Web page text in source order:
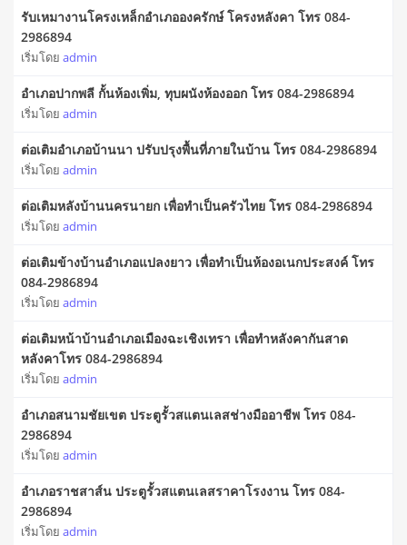
รับเหมางานโครงเหล็กอำเภอองครักษ์ โครงหลังคา โทร 084-
2986894
เริ่มโดย admin
อำเภอปากพลี กั้นห้องเพิ่ม, ทุบผนังห้องออก โทร 084-2986894
เริ่มโดย admin
ต่อเติมอำเภอบ้านนา ปรับปรุงพื้นที่ภายในบ้าน โทร 084-2986894
เริ่มโดย admin
ต่อเติมหลังบ้านนครนายก เพื่อทำเป็นครัวไทย โทร 084-2986894
เริ่มโดย admin
ต่อเติมข้างบ้านอำเภอแปลงยาว เพื่อทำเป็นห้องอเนกประสงค์ โทร
084-2986894
เริ่มโดย admin
ต่อเติมหน้าบ้านอำเภอเมืองฉะเชิงเทรา เพื่อทำหลังคากันสาด
หลังคาโทร 084-2986894
เริ่มโดย admin
อำเภอสนามชัยเขต ประตูรั้วสแตนเลสช่างมืออาชีพ โทร 084-
2986894
เริ่มโดย admin
อำเภอราชสาส์น ประตูรั้วสแตนเลสราคาโรงงาน โทร 084-
2986894
เริ่มโดย admin